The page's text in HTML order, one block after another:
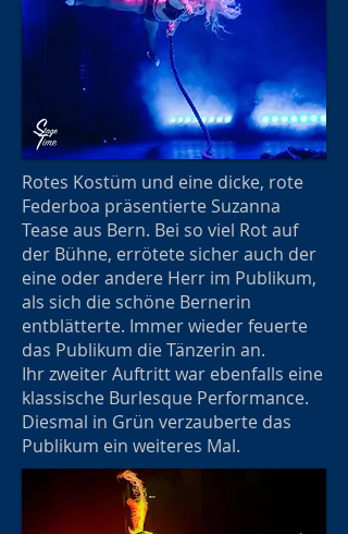
Rotes Kostüm und eine dicke, rote
Federboa präsentierte Suzanna
Tease aus Bern. Bei so viel Rot auf
der Bühne, errötete sicher auch der
eine oder andere Herr im Publikum,
als sich die schöne Bernerin
entblätterte. Immer wieder feuerte
das Publikum die Tänzerin an.
Ihr zweiter Auftritt war ebenfalls eine
klassische Burlesque Performance.
Diesmal in Grün verzauberte das
Publikum ein weiteres Mal.